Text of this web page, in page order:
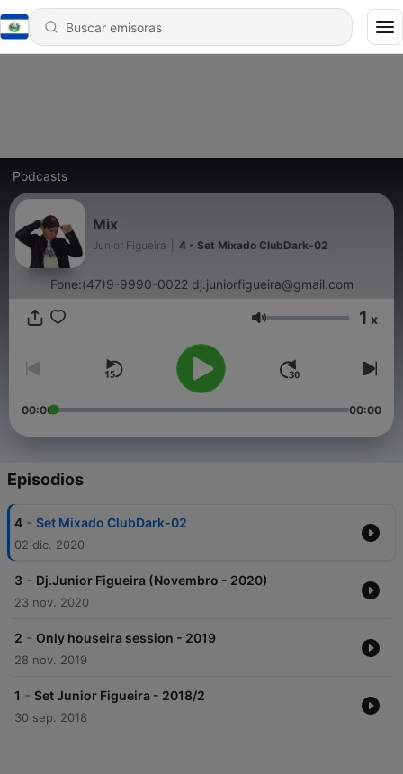
Podcasts
Mix
Junior Figueira 4 - Set Mixado ClubDark-02
Fone:(47)9-9990-0022 dj.juniorfigueira@gmail.com
Volumen 1 x
00:00 00:00
Episodios
4 - Set Mixado ClubDark-02
02 dic. 2020
3 - Dj.Junior Figueira (Novembro - 2020)
23 nov. 2020
2 - Only houseira session - 2019
28 nov. 2019
1 - Set Junior Figueira - 2018/2
30 sep. 2018